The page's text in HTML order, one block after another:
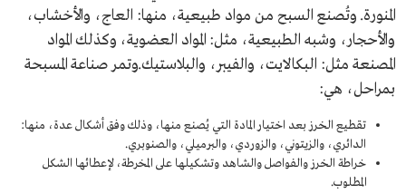
المنورة. وتُصنع السبح من مواد طبيعية، منها: العاج، والأخشاب،
والأحجار، وشبه الطبيعية، مثل: المواد العضوية، وكذلك المواد
المصنعة مثل: البكالايت، والفيبر، والبلاستيك.وتمر صناعة المسبحة
بمراحل، هي:
تقطيع الخرز بعد اختيار المادة التي يُصنع منها، وذلك وفق أشكال عدة، منها:
الدائري، والزيتوني، والزوردي، والبرميلي، والصنوبري.
خراطة الخرز والفواصل والشاهد وتشكيلها على المخرطة، لإعطائها الشكل
المطلوب.